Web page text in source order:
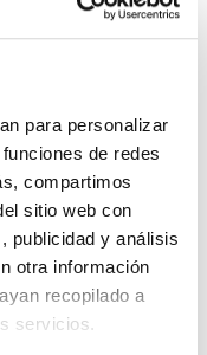
para personalizar
de redes
compartimos
sitio web con
publicidad y análisis
otra información
recopilado a
servicios.
estas
la
sino en
como un
métodos
y favorecer la
a
hay que actuar